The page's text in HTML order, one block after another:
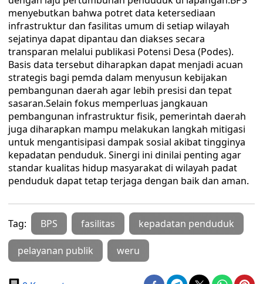
menyebutkan bahwa potret data ketersediaan
infrastruktur dan fasilitas umum di setiap wilayah
sejatinya dapat dipantau dan diakses secara
transparan melalui publikasi Potensi Desa (Podes).
Basis data tersebut diharapkan dapat menjadi acuan
strategis bagi pemda dalam menyusun kebijakan
pembangunan daerah agar lebih presisi dan tepat
sasaran.‎Selain fokus memperluas jangkauan
pembangunan infrastruktur fisik, pemerintah daerah
juga diharapkan mampu melakukan langkah mitigasi
untuk mengantisipasi dampak sosial akibat tingginya
kepadatan penduduk. Sinergi ini dinilai penting agar
standar kualitas hidup masyarakat di wilayah padat
penduduk dapat tetap terjaga dengan baik dan aman.
Tag: BPS fasilitas kepadatan penduduk
pelayanan publik weru